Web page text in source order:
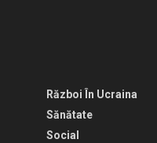
Război În Ucraina
Sănătate
Social